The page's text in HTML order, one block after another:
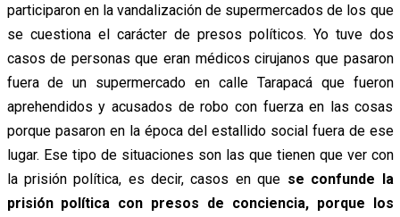
participaron en la vandalización de supermercados de los que
se cuestiona el carácter de presos políticos. Yo tuve dos
casos de personas que eran médicos cirujanos que pasaron
fuera de un supermercado en calle Tarapacá que fueron
aprehendidos y acusados de robo con fuerza en las cosas
porque pasaron en la época del estallido social fuera de ese
lugar. Ese tipo de situaciones son las que tienen que ver con
la prisión política, es decir, casos en que se confunde la
prisión política con presos de conciencia, porque los